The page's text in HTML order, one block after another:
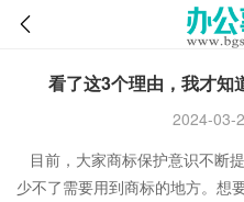
看了这3个理由，我才知
2024-03-
目前，大家商标保护意识不断
少不了需要用到商标的地方。想